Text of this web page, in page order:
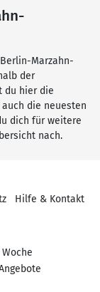
Marzahn-
der
du hier die
die neuesten
dich für weitere
nach.
Hilfe & Kontakt